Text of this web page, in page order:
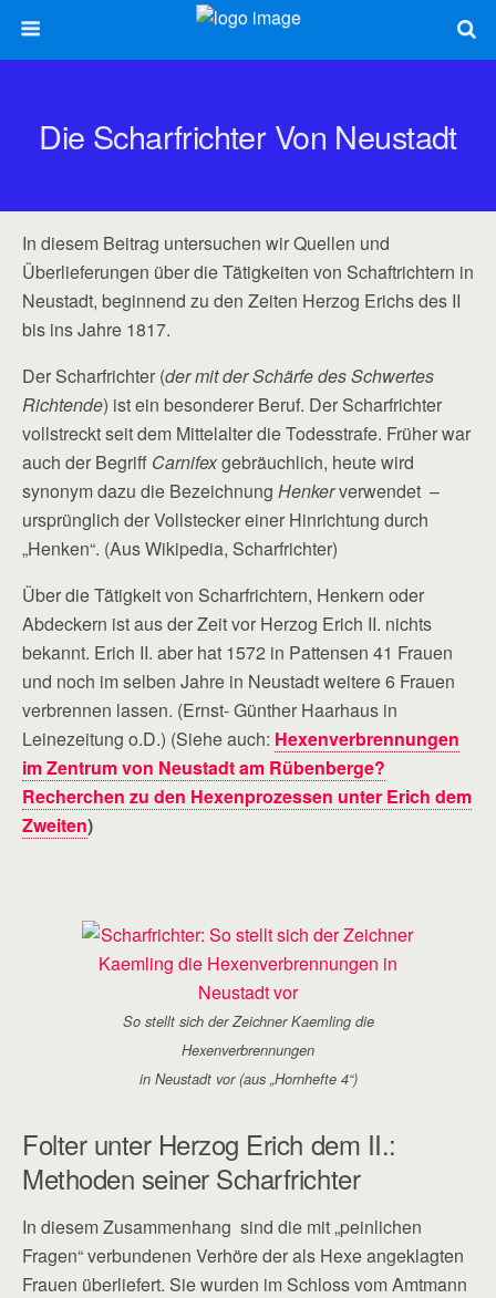
Die Scharfrichter Von Neustadt
In diesem Beitrag untersuchen wir Quellen und
Überlieferungen über die Tätigkeiten von Schaftrichtern in
Neustadt, beginnend zu den Zeiten Herzog Erichs des II
bis ins Jahre 1817.
Der Scharfrichter (der mit der Schärfe des Schwertes
Richtende) ist ein besonderer Beruf. Der Scharfrichter
vollstreckt seit dem Mittelalter die Todesstrafe. Früher war
auch der Begriff Carnifexgebräuchlich, heute wird
synonym dazu die Bezeichnung Henkerverwendet –
ursprünglich der Vollstecker einer Hinrichtung durch
„Henken“. (Aus Wikipedia, Scharfrichter)
Über die Tätigkeit von Scharfrichtern, Henkern oder
Abdeckern ist aus der Zeit vor Herzog Erich II. nichts
bekannt. Erich II. aber hat 1572 in Pattensen 41 Frauen
und noch im selben Jahre in Neustadt weitere 6 Frauen
verbrennen lassen. (Ernst- Günther Haarhaus in
Leinezeitung o.D.) (Siehe auch: Hexenverbrennungen
im Zentrum von Neustadt am Rübenberge?
Recherchen zu den Hexenprozessen unter Erich dem
Zweiten)
So stellt sich der Zeichner Kaemling die
Hexenverbrennungen
in Neustadt vor (aus „Hornhefte 4“)
Folter unter Herzog Erich dem II.:
Methoden seiner Scharfrichter
In diesem Zusammenhang sind die mit „peinlichen
Fragen“ verbundenen Verhöre der als Hexe angeklagten
Frauen überliefert. Sie wurden im Schloss vom Amtmann